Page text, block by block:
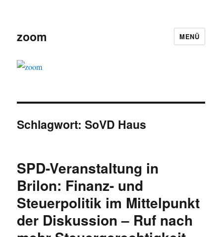
zoom MENÜ
Schlagwort:SoVD Haus
SPD-Veranstaltung in
Brilon: Finanz- und
Steuerpolitik im Mittelpunkt
der Diskussion – Ruf nach